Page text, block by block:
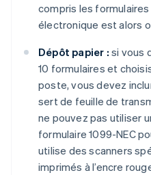
compris les
électronique est alors
Dépôt papier : si vous
10 formulaires et
poste, vous devez
sert de feuille de
ne pouvez pas utiliser
formulaire 1099-NEC
utilise des scanners
imprimés à l’encre